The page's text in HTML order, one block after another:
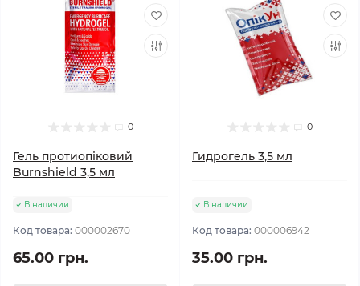
0
Гель протиопіковий
Burnshield 3,5 мл
В наличии
Код товара: 000002670
65.00 грн.
0
Гидрогель 3,5 мл
В наличии
Код товара: 000006942
35.00 грн.